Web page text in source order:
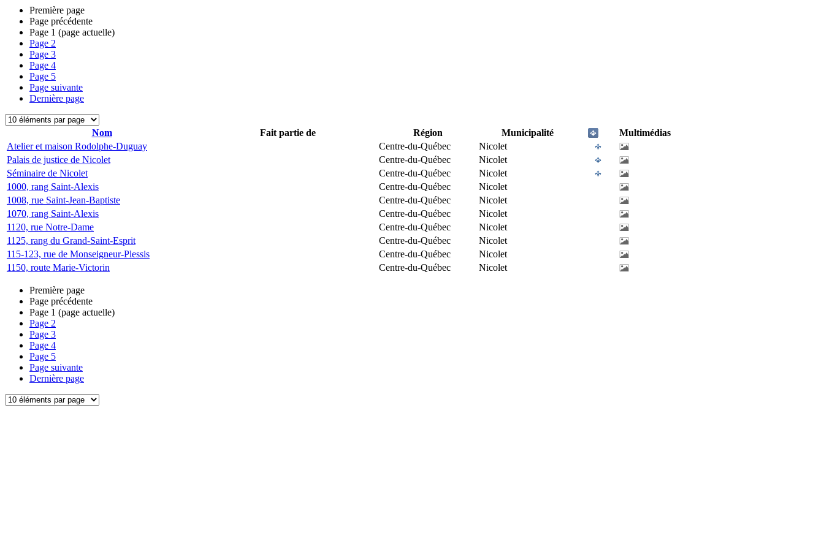
Première page
Page précédente
Page 1 (page actuelle)
Page 2
Page 3
Page 4
Page 5
Page suivante
Dernière page
Nom Fait partie de Région Municipalité
Multimédias
Atelier et maison Rodolphe-Duguay
Centre-du-Québec
Nicolet
Palais de justice de Nicolet
Centre-du-Québec
Nicolet
Séminaire de Nicolet
Centre-du-Québec
Nicolet
1000, rang Saint-Alexis
Centre-du-Québec
Nicolet
1008, rue Saint-Jean-Baptiste
Centre-du-Québec
Nicolet
1070, rang Saint-Alexis
Centre-du-Québec
Nicolet
1120, rue Notre-Dame
Centre-du-Québec
Nicolet
1125, rang du Grand-Saint-Esprit
Centre-du-Québec
Nicolet
115-123, rue de Monseigneur-Plessis
Centre-du-Québec
Nicolet
1150, route Marie-Victorin
Centre-du-Québec Nicolet
Première page
Page précédente
Page 1 (page actuelle)
Page 2
Page 3
Page 4
Page 5
Page suivante
Dernière page